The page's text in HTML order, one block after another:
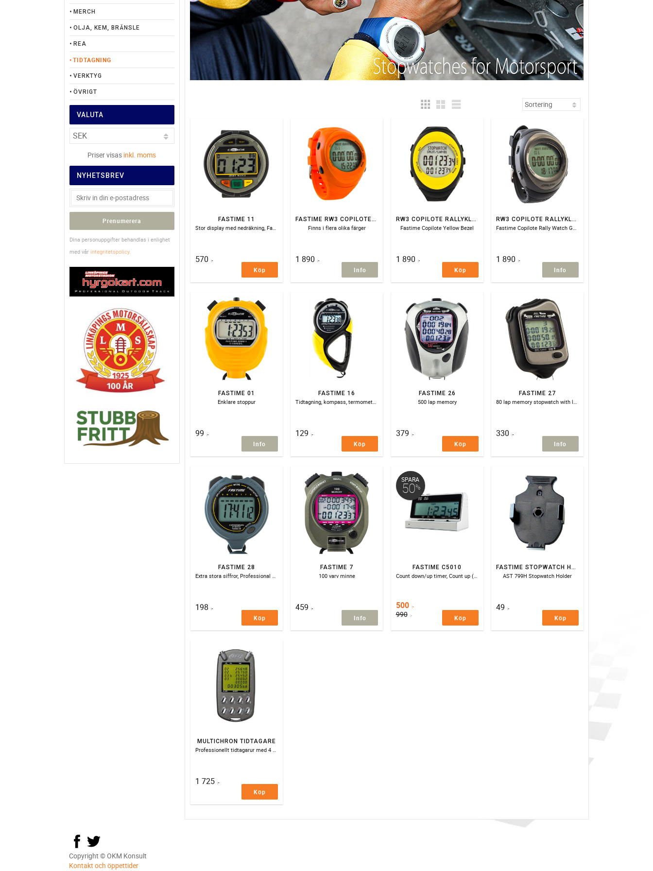
FASTIME 11
Stor display med nedräkning, Fastime 11 Jumbo Wrist Mounted Stopwatch
570 :-
Köp
FASTIME RW3 COPILOTE RALLYKLOCKA COLOR
Finns i flera olika färger
1 890 :-
Info
RW3 COPILOTE RALLYKLOCKA GUL BEZEL
Fastime Copilote Yellow Bezel
1 890 :-
Köp
RW3 COPILOTE RALLYKLOCKA GM
Fastime Copilote Rally Watch Gunmetal Bezel
1 890 :-
Info
FASTIME 01
Enklare stoppur
99 :-
Info
FASTIME 16
Tidtagning, kompass, termometer och karbinhake
129 :-
Köp
FASTIME 26
500 lap memory
379 :-
Köp
FASTIME 27
80 lap memory stopwatch with large digits
330 :-
Info
FASTIME 28
198 :-
Köp
FASTIME 7
100 varv minne
459 :-
Info
FASTIME C5010
Count down/up timer, Count up (stopwatch), Time of day and alarm. Decimal minute option.
500 :-
990 :-
SPARA
50%
Köp
FASTIME STOPWATCH HOLDER
AST 799H Stopwatch Holder
49 :-
Köp
MULTICHRON TIDTAGARE
1 725 :-
Köp
MERCH
OLJA, KEM, BRÄNSLE
REA
TIDTAGNING
VERKTYG
ÖVRIGT
VALUTA
Priser visas inkl. moms
NYHETSBREV
Prenumerera
Dina personuppgifter behandlas i enlighet
med vår integritetspolicy.
Copyright © OKM Konsult
Kontakt och öppettider